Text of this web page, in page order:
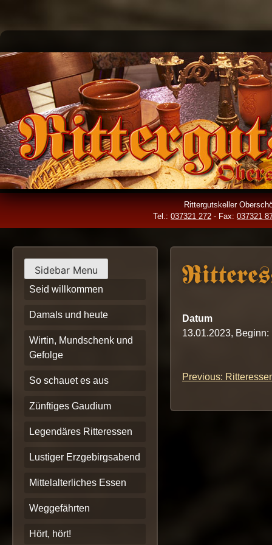
Rittergutskeller
Tel.: 037321 272 - Fax: 037321
Datum
13.01.2023, Beginn:
Beitrags-
Navigation
Previous:
Sidebar Menu
Seid willkommen
Damals und heute
Wirtin, Mundschenk und
Gefolge
So schauet es aus
Zünftiges Gaudium
Legendäres Ritteressen
Lustiger Erzgebirgsabend
Mittelalterliches Essen
Weggefährten
Hört, hört!